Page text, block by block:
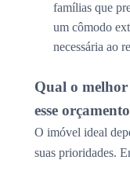
famílias que
um cômodo
necessária ao
Qual o
esse
O imóvel ideal
suas prioridades.